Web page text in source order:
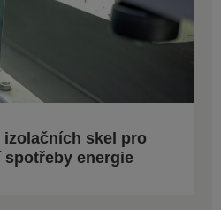
izolačních skel pro
spotřeby energie